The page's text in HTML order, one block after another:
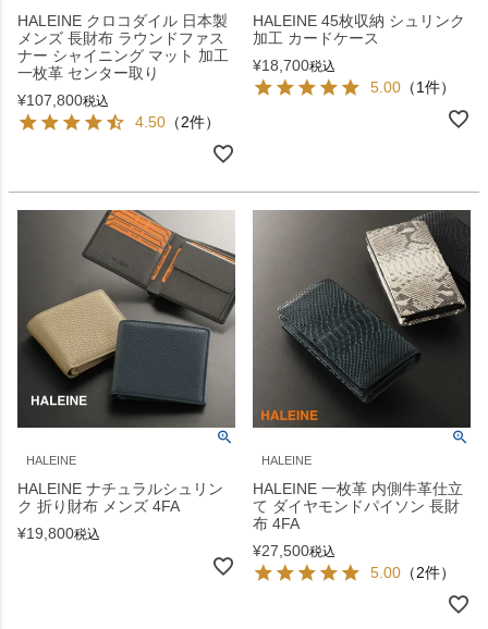
HALEINE クロコダイル 日本製
メンズ 長財布 ラウンドファス
ナー シャイニング マット 加工
一枚革 センター取り
¥107,800税込
4.50 （2件）
HALEINE 45枚収納 シュリンク
加工 カードケース
¥18,700税込
5.00 （1件）
HALEINE
HALEINE ナチュラルシュリン
ク 折り財布 メンズ 4FA
¥19,800税込
HALEINE
HALEINE 一枚革 内側牛革仕立
て ダイヤモンドパイソン 長財
布 4FA
¥27,500税込
5.00 （2件）